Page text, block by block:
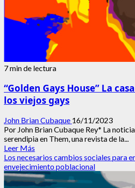
7 min de lectura
“Golden Gays House” La
los viejos gays
John Brian Cubaque 16/11/2023
Por John Brian Cubaque Rey* La
serendipia en Them, una revista de la...
Leer Más
más
acerca
de
“Golden
Los necesarios cambios sociales para
envejecimiento poblacional